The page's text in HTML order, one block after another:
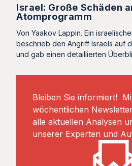
Israel: Große Schäden
Atomprogramm
Von Yaakov Lappin. Ein
beschrieb den Angriff Israels auf
und gab einen detaillierten
Bleiben Sie informiert!
wöchentlichen
alle aktuellen Analysen
unserer Experten und